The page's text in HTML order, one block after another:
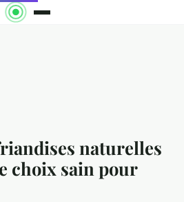
naturelles
choix sain pour